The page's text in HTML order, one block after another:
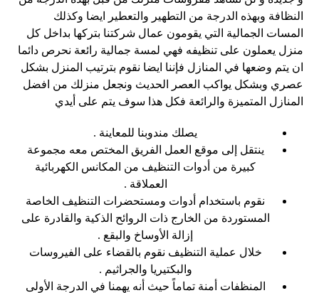
النظافة وبهذه الدرجة من التطهير والتعطير ايضا وكذلك
المسات الجمالية التي يقومون عمال شركتنا بتركها بداخل كل
منزل يعملون على تنظيفه فهي لمسة جمالية رائعة نحرص دائما
ان يتم وضعها في المنازل فإننا ايضا نقوم بترتيب المنزل بشكل
عصري وبشكل يواكب العصر الحديث ونجعل منزلك من افضل
المنازل المتميزة والرائعة فكل هذا سوف يتم على أيدي
يصلك مندوبنا للمعاينة .
ينتقل إلى موقع العمل الفريق المختص معه مجموعة
كبيرة من أدوات التنظيف من المكانس الكهربائية
العملاقة .
نقوم باستخدام أدوات ومستحضرات التنظيف الخاصة
المستوردة من الخارج ذات الروائح الذكية والقادرة على
إزالة الأوساخ والبقع .
خلال عملية التنظيف نقوم بالقضاء على الفيروسات
والبكتيريا والجراثيم .
المنظفات أمنة تماماً حيث أنه يهمنا في الدرجة الأولى